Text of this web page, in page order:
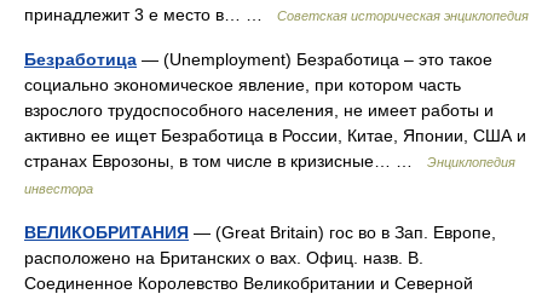
принадлежит 3 е место в… …
Советская историческая энциклопедия
Безработица — (Unemployment) Безработица – это такое
социально экономическое явление, при котором часть
взрослого трудоспособного населения, не имеет работы и
активно ее ищет Безработица в России, Китае, Японии, США и
странах Еврозоны, в том числе в кризисные… …
Энциклопедия
инвестора
ВЕЛИКОБРИТАНИЯ — (Great Britain) гос во в Зап. Европе,
расположено на Британских о вах. Офиц. назв. В.
Соединенное Королевство Великобритании и Северной